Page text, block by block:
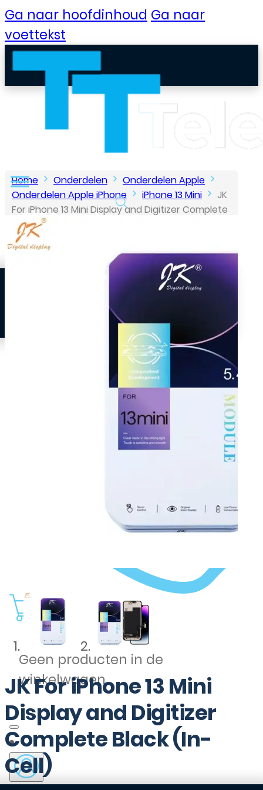
Ga naar hoofdinhoud Ga naar
voettekst
B2B Portaal
Neem contact op
Veelgestelde vragen
0
Geen producten in de
winkelwagen.
Home Onderdelen
Onderdelen Apple
Onderdelen Apple iPhone
iPhone 13 Mini
JK
For iPhone 13 Mini Display and Digitizer Complete
Black (In-Cell)
JK For iPhone 13 Mini
Display and Digitizer
Complete Black (In-
Cell)